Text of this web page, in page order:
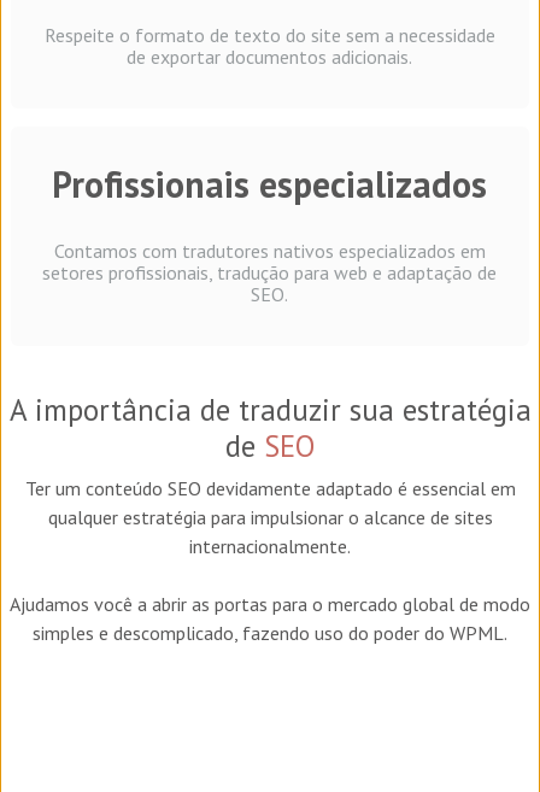
Respeite o formato de texto do site sem a necessidade
de exportar documentos adicionais.
Profissionais especializados
Contamos com tradutores nativos especializados em
setores profissionais, tradução para web e adaptação de
SEO.
A importância de traduzir sua estratégia
de SEO
Ter um conteúdo SEO devidamente adaptado é essencial em
qualquer estratégia para impulsionar o alcance de sites
internacionalmente.
Ajudamos você a abrir as portas para o mercado global de modo
simples e descomplicado, fazendo uso do poder do WPML.